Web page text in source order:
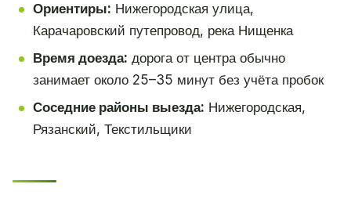
Ориентиры: Нижегородская улица,
Карачаровский путепровод, река Нищенка
Время доезда: дорога от центра обычно
занимает около 25–35 минут без учёта пробок
Соседние районы выезда: Нижегородская,
Рязанский, Текстильщики